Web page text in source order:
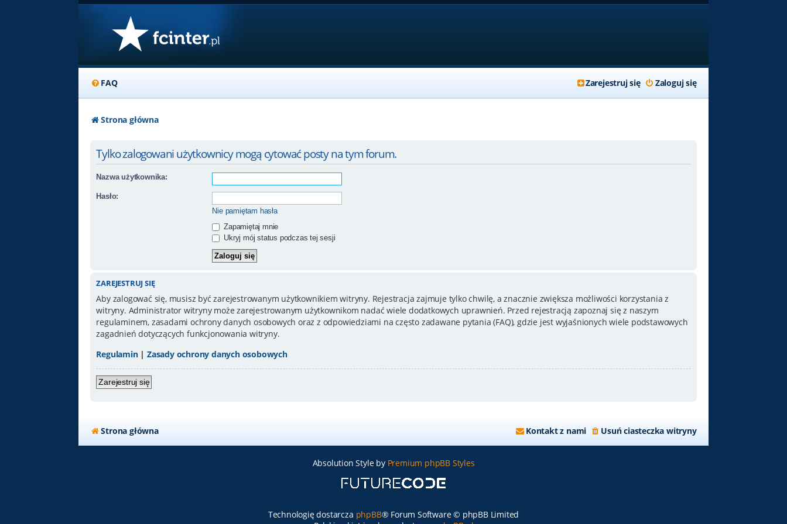
FAQ Zaloguj się
Zarejestruj się
Strona główna
Tylko zalogowani użytkownicy mogą cytować posty na tym forum.
Nazwa użytkownika:
Hasło:
Nie pamiętam hasła
Zapamiętaj mnie
Ukryj mój status podczas tej sesji
ZAREJESTRUJ SIĘ
Aby zalogować się, musisz być zarejestrowanym użytkownikiem witryny. Rejestracja zajmuje tylko chwilę, a znacznie zwiększa możliwości korzystania z
witryny. Administrator witryny może zarejestrowanym użytkownikom nadać wiele dodatkowych uprawnień. Przed rejestracją zapoznaj się z naszym
regulaminem, zasadami ochrony danych osobowych oraz z odpowiedziami na często zadawane pytania (FAQ), gdzie jest wyjaśnionych wiele podstawowych
zagadnień dotyczących funkcjonowania witryny.
Regulamin|Zasady ochrony danych osobowych
Zarejestruj się
Strona główna Usuń ciasteczka witryny
Kontakt z nami
Absolution Style by Premium phpBB Styles
Technologię dostarcza phpBB® Forum Software © phpBB Limited